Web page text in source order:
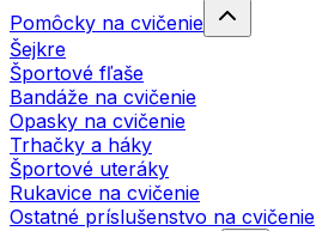
Pomôcky na cvičenie
Šejkre
Športové fľaše
Bandáže na cvičenie
Opasky na cvičenie
Trhačky a háky
Športové uteráky
Rukavice na cvičenie
Ostatné príslušenstvo na cvičenie